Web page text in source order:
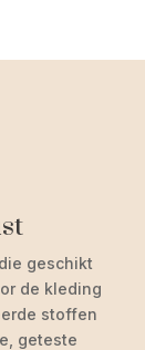
geschikt
de kleding
stoffen
geteste